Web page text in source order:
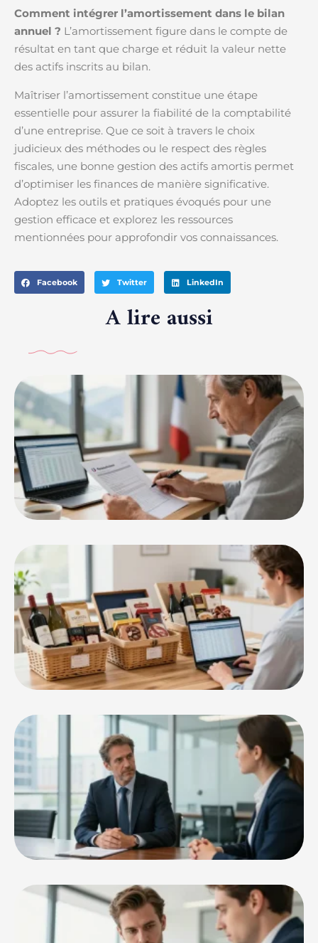
Comment intégrer l’amortissement dans le bilan
annuel ? L’amortissement figure dans le compte de
résultat en tant que charge et réduit la valeur nette
des actifs inscrits au bilan.
Maîtriser l’amortissement constitue une étape
essentielle pour assurer la fiabilité de la comptabilité
d’une entreprise. Que ce soit à travers le choix
judicieux des méthodes ou le respect des règles
fiscales, une bonne gestion des actifs amortis permet
d’optimiser les finances de manière significative.
Adoptez les outils et pratiques évoqués pour une
gestion efficace et explorez les ressources
mentionnées pour approfondir vos connaissances.
Facebook Twitter LinkedIn
A lire aussi